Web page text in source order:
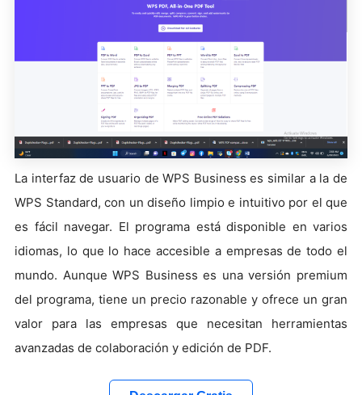
La interfaz de usuario de WPS Business es similar a la de
WPS Standard, con un diseño limpio e intuitivo por el que
es fácil navegar. El programa está disponible en varios
idiomas, lo que lo hace accesible a empresas de todo el
mundo. Aunque WPS Business es una versión premium
del programa, tiene un precio razonable y ofrece un gran
valor para las empresas que necesitan herramientas
avanzadas de colaboración y edición de PDF.